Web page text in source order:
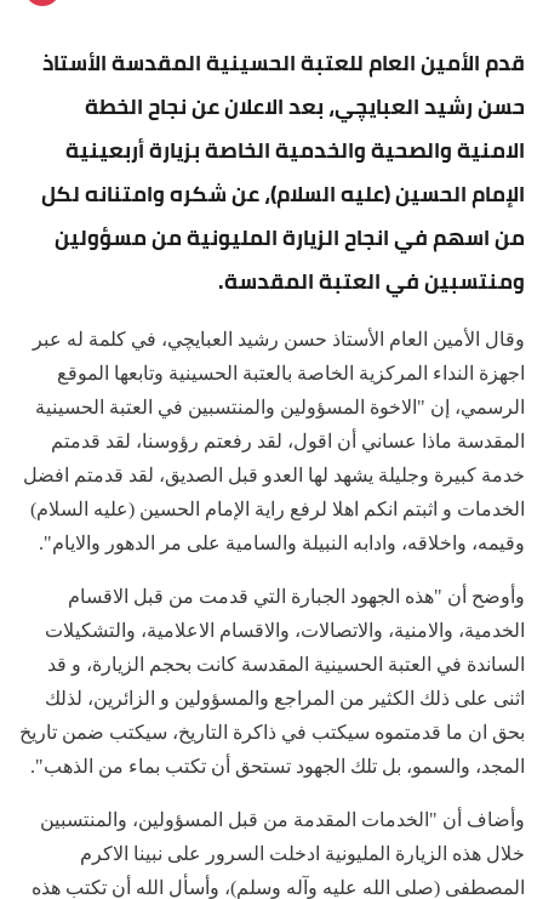
قدم الأمين العام للعتبة الحسينية المقدسة الأستاذ
حسن رشيد العبايچي، بعد الاعلان عن نجاح الخطة
الامنية والصحية والخدمية الخاصة بزيارة أربعينية
الإمام الحسين (عليه السلام)، عن شكره وامتنانه لكل
من اسهم في انجاح الزيارة المليونية من مسؤولين
ومنتسبين في العتبة المقدسة.
وقال الأمين العام الأستاذ حسن رشيد العبايچي، في كلمة له عبر
اجهزة النداء المركزية الخاصة بالعتبة الحسينية وتابعها الموقع
الرسمي، إن "الاخوة المسؤولين والمنتسبين في العتبة الحسينية
المقدسة ماذا عساني أن اقول، لقد رفعتم رؤوسنا، لقد قدمتم
خدمة كبيرة وجليلة يشهد لها العدو قبل الصديق، لقد قدمتم افضل
الخدمات و اثبتم انكم اهلا لرفع راية الإمام الحسين (عليه السلام)
وقيمه، واخلاقه، وادابه النبيلة والسامية على مر الدهور والايام".
وأوضح أن "هذه الجهود الجبارة التي قدمت من قبل الاقسام
الخدمية، والامنية، والاتصالات، والاقسام الاعلامية، والتشكيلات
الساندة في العتبة الحسينية المقدسة كانت بحجم الزيارة، و قد
اثنى على ذلك الكثير من المراجع والمسؤولين و الزائرين، لذلك
بحق ان ما قدمتموه سيكتب في ذاكرة التاريخ، سيكتب ضمن تاريخ
المجد، والسمو، بل تلك الجهود تستحق أن تكتب بماء من الذهب".
وأضاف أن "الخدمات المقدمة من قبل المسؤولين، والمنتسبين
خلال هذه الزيارة المليونية ادخلت السرور على نبينا الاكرم
المصطفى (صلى الله عليه وآله وسلم)، وأسأل الله أن تكتب هذه